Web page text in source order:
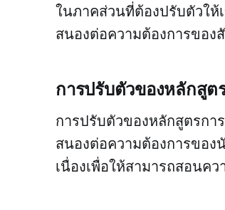
ในภาคส่วนที่ต้องปรับตัวให้
สนองต่อความต้องการของ
การปรับตัวของหลักสูต
การปรับตัวของหลักสูตรกา
สนองต่อความต้องการขอ
เนื่องเพื่อให้สามารถสอนค